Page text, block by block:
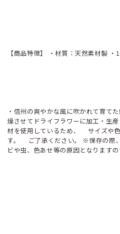
【商品特徴】 ・材質：天然素材製
・信州の爽やかな風に吹かれて育
燥させてドライフラワーに加工・
材を使用しているため、 サイズや
す。 ご了承ください。 ※保存の際
ビや虫、色あせ等の原因となります